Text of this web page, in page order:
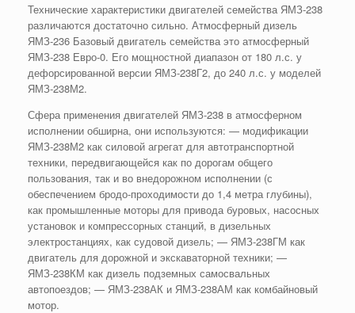
Технические характеристики двигателей семейства ЯМЗ-238
различаются достаточно сильно. Атмосферный дизель
ЯМЗ-236 Базовый двигатель семейства это атмосферный
ЯМЗ-238 Евро-0. Его мощностной диапазон от 180 л.с. у
дефорсированной версии ЯМЗ-238Г2, до 240 л.с. у моделей
ЯМЗ-238М2.
Сфера применения двигателей ЯМЗ-238 в атмосферном
исполнении обширна, они используются: — модификации
ЯМЗ-238М2 как силовой агрегат для автотранспортной
техники, передвигающейся как по дорогам общего
пользования, так и во внедорожном исполнении (с
обеспечением бродо-проходимости до 1,4 метра глубины),
как промышленные моторы для привода буровых, насосных
установок и компрессорных станций, в дизельных
электростанциях, как судовой дизель; — ЯМЗ-238ГМ как
двигатель для дорожной и экскаваторной техники; —
ЯМЗ-238КМ как дизель подземных самосвальных
автопоездов; — ЯМЗ-238АК и ЯМЗ-238АМ как комбайновый
мотор.